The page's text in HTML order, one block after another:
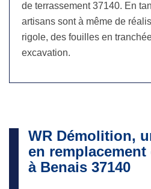
de terrassement 37140. En
artisans sont à même de
rigole, des fouilles en
excavation.
WR Démolition,
en
à Benais 37140